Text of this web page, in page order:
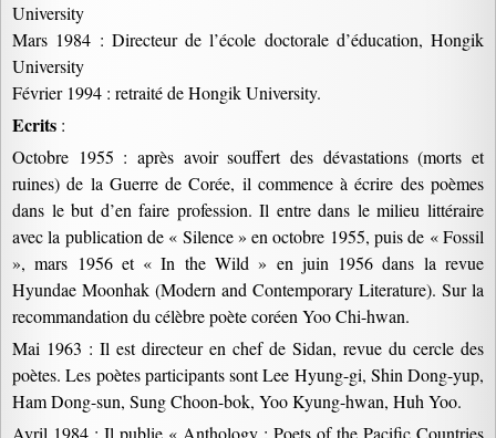
University
Mars 1984 : Directeur de l’école doctorale d’éducation, Hongik
University
Février 1994 : retraité de Hongik University.
Ecrits :
Octobre 1955 : après avoir souffert des dévastations (morts et
ruines) de la Guerre de Corée, il commence à écrire des poèmes
dans le but d’en faire profession. Il entre dans le milieu littéraire
avec la publication de « Silence » en octobre 1955, puis de « Fossil
», mars 1956 et « In the Wild » en juin 1956 dans la revue
Hyundae Moonhak (Modern and Contemporary Literature). Sur la
recommandation du célèbre poète coréen Yoo Chi-hwan.
Mai 1963 : Il est directeur en chef de Sidan, revue du cercle des
poètes. Les poètes participants sont Lee Hyung-gi, Shin Dong-yup,
Ham Dong-sun, Sung Choon-bok, Yoo Kyung-hwan, Huh Yoo.
Avril 1984 : Il publie « Anthology : Poets of the Pacific Countries